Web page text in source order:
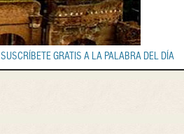
SUSCRÍBETE GRATIS A LA PALABRA DEL DÍA